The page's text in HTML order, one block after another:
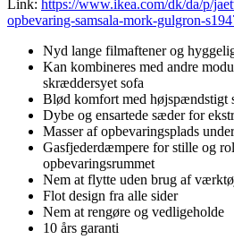
Link: https://www.ikea.com/dk/da/p/
opbevaring-samsala-mork-gulgron-
Nyd lange filmaftener og
Kan kombineres med andre
skræddersyet sofa
Blød komfort med højspændstigt
Dybe og ensartede sæder for
Masser af opbevaringsplads
Gasfjederdæmpere for stille og
opbevaringsrummet
Nem at flytte uden brug af
Flot design fra alle sider
Nem at rengøre og vedligeholde
10 års garanti